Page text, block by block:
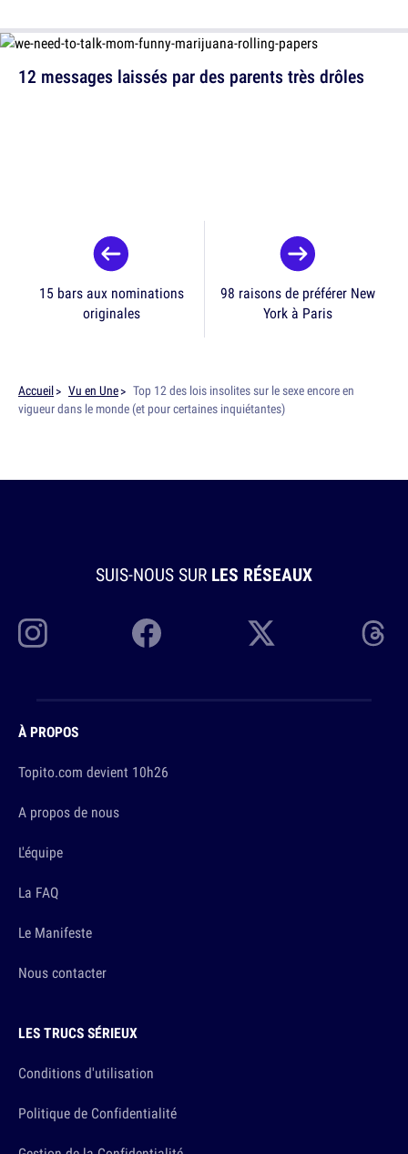
12 messages laissés par des parents très drôles
15 bars aux nominations
originales
98 raisons de préférer New
York à Paris
Accueil Vu en Une
Top 12 des lois insolites sur le sexe encore en
vigueur dans le monde (et pour certaines inquiétantes)
SUIS-NOUS SUR LES RÉSEAUX
À PROPOS
Topito.com devient 10h26
A propos de nous
L'équipe
La FAQ
Le Manifeste
Nous contacter
LES TRUCS SÉRIEUX
Conditions d'utilisation
Politique de Confidentialité